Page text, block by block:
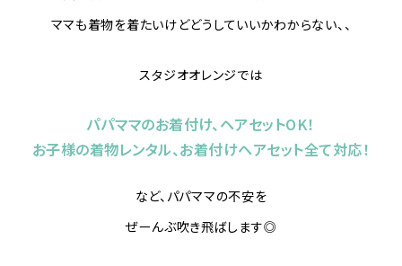
ママも着物を着たいけどどうしていいかわからない、、
スタジオオレンジでは
パパママのお着付け、ヘアセットOK！
お子様の着物レンタル、お着付けヘアセット全て対応！
など、パパママの不安を
ぜーんぶ吹き飛ばします◎